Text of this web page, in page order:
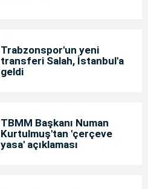
Trabzonspor'un yeni
transferi Salah, İstanbul'a
geldi
TBMM Başkanı Numan
Kurtulmuş'tan 'çerçeve
yasa' açıklaması